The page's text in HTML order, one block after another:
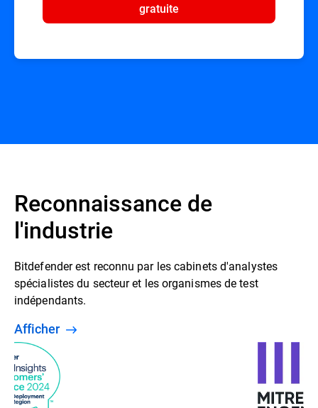
gratuite
Reconnaissance de
l'industrie
Bitdefender est reconnu par les cabinets d'analystes
spécialistes du secteur et les organismes de test
indépendants.
Afficher